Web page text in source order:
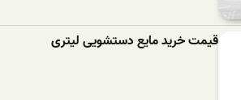
قیمت خرید مایع دستشویی لیتری